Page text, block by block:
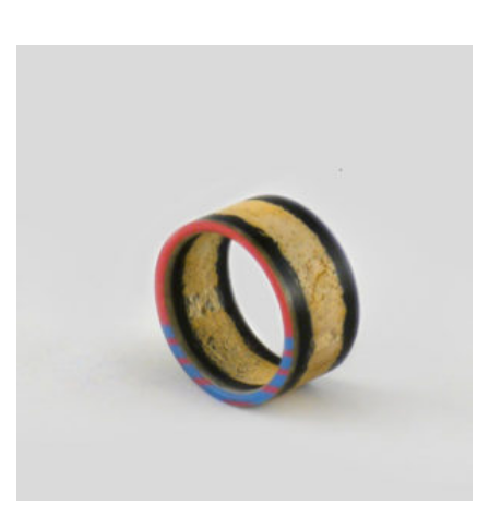
CART